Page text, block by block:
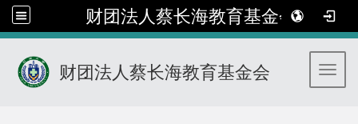
财团法人蔡长海教育基金会
财团法人蔡长海教育基金会